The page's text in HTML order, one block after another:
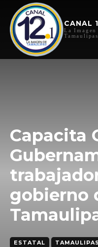
CANAL
La Imagen
Tamaulipas
Capacita
gobierno
ESTATAL TAMAULIPAS